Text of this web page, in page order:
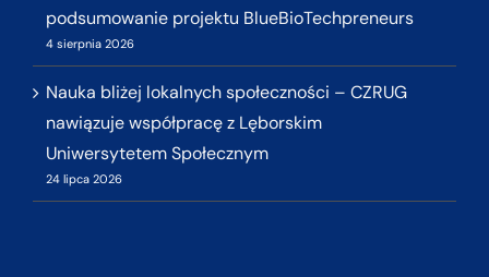
podsumowanie projektu BlueBioTechpreneurs
4 sierpnia 2026
Nauka bliżej lokalnych społeczności – CZRUG
nawiązuje współpracę z Lęborskim
Uniwersytetem Społecznym
24 lipca 2026